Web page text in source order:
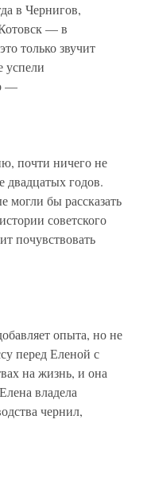
в Чернигов,
— в
только звучит
успели
—
почти ничего не
двадцатых годов.
могли бы рассказать
советского
почувствовать
опыта, но не
перед Еленой с
на жизнь, и она
владела
чернил,